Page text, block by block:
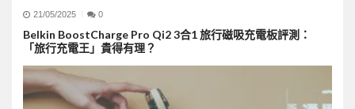
21/05/2025 0
Belkin BoostCharge Pro Qi2 3合1 旅行磁吸充電板評測：
「旅行充電王」貴得有理？